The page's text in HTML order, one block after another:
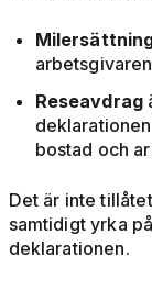
Reseavdrag
bostad och
Det är inte
samtidigt yrka
deklarationen.